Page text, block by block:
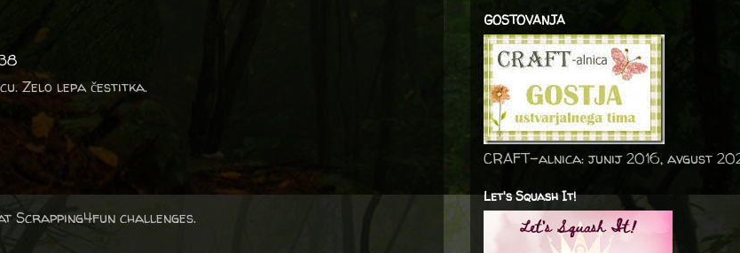
Zelo lepa čestitka.
Scrapping4fun challenges.
GOSTOVANJA
CRAFT-alnica: junij 2016, avgust
Let's Squash It!